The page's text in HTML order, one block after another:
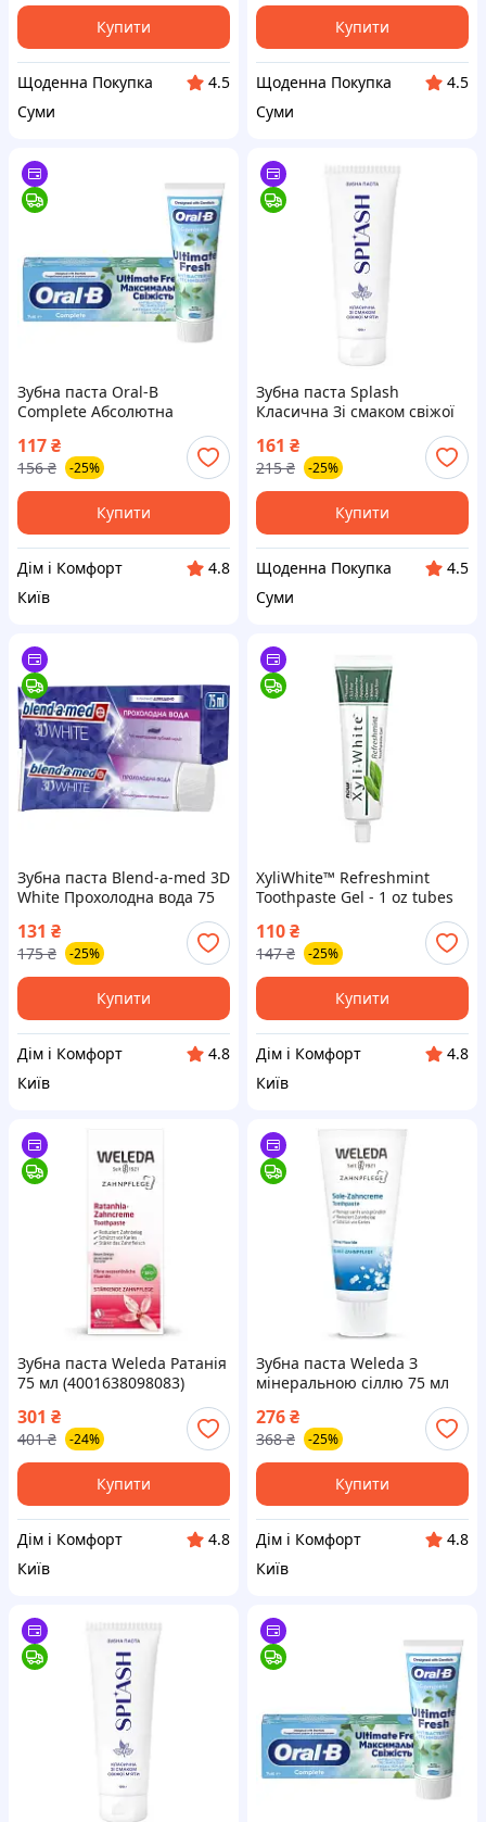
Купити
Щоденна Покупка
4.5
Суми
Купити
Щоденна Покупка
4.5
Суми
Зубна паста Oral-B
Complete Абсолютна
свіжість Екстрапрохолодна
м&apos;ята 75 мл
(8006530254854)
117₴
156 ₴ -25%
Купити
Дім і Комфорт
4.8
Київ
Зубна паста Splash
Класична Зі смаком свіжої
(4820266832339)
161 ₴
215 ₴ -25%
Купити
Щоденна Покупка
4.5
Суми
Зубна паста Blend-a-med 3D
White Прохолодна вода 75
131 ₴
175 ₴ -25%
Купити
Дім і Комфорт
4.8
Київ
XyliWhite™ Refreshmint
Toothpaste Gel - 1 oz tubes
110₴
147 ₴ -25%
Купити
Дім і Комфорт
4.8
Київ
Зубна паста Weleda Ратанія
75 мл (4001638098083)
301 ₴
401 ₴ -24%
Купити
Дім і Комфорт
4.8
Київ
Зубна паста Weleda З
мінеральною сіллю 75 мл
276₴
368 ₴ -25%
Купити
Дім і Комфорт
4.8
Київ